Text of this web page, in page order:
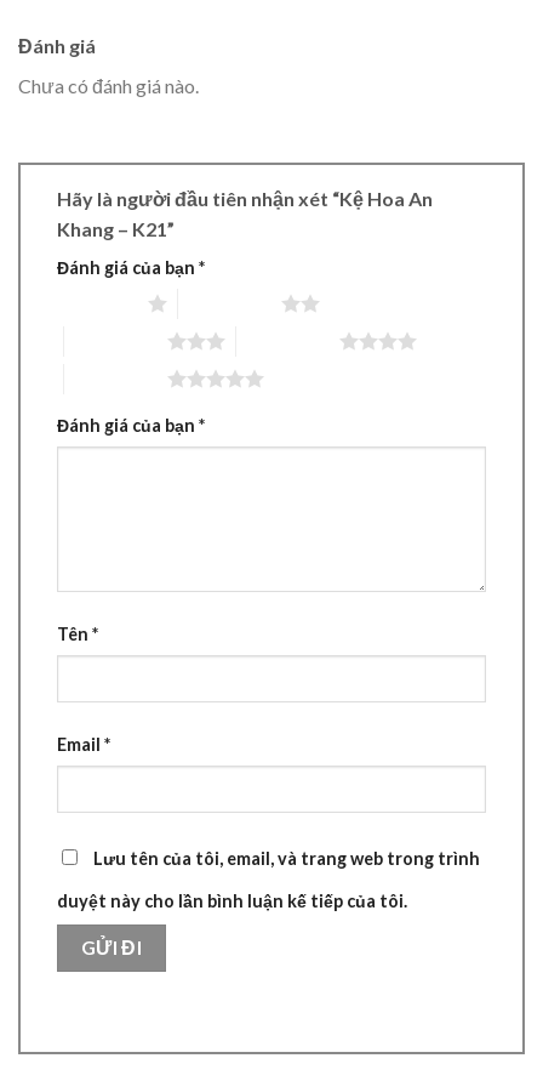
Đánh giá
Chưa có đánh giá nào.
Hãy là người đầu tiên nhận xét “Kệ Hoa An
Khang – K21”
Đánh giá của bạn *
Đánh giá của bạn *
Tên *
Email *
Lưu tên của tôi, email, và trang web trong trình
duyệt này cho lần bình luận kế tiếp của tôi.